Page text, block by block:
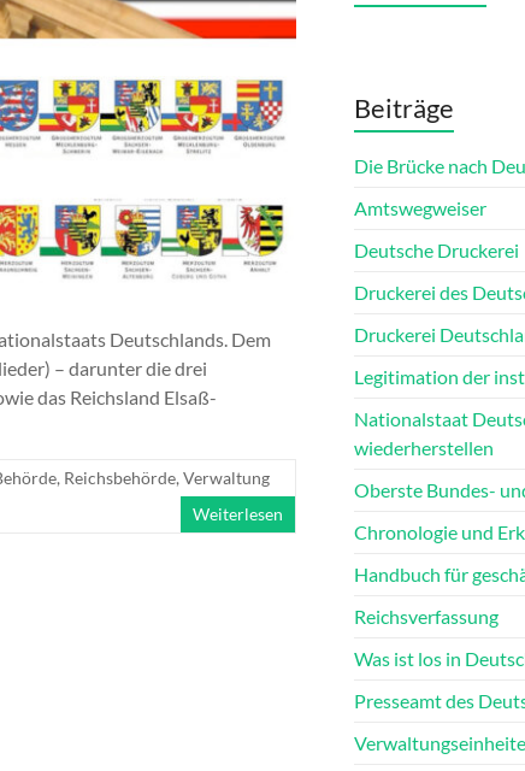
Deutschlands. Dem
– darunter die drei
das Reichsland Elsaß-
, Reichsbehörde,Verwaltung
Weiterlesen
Beiträge
Die Brücke nach
Amtswegweiser
Deutsche Druckerei
Druckerei des
Druckerei
Legitimation der
Nationalstaat
wiederherstellen
Oberste Bundes-
Chronologie und
Handbuch für
Reichsverfassung
Was ist los in
Presseamt des